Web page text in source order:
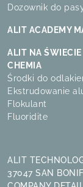
Dozownik do
ALIT ACADEMY
ALIT NA ŚWIECIE
CHEMIA
Środki do
Ekstrudowanie
Flokulant
Fluoridite
ALIT
37047 SAN